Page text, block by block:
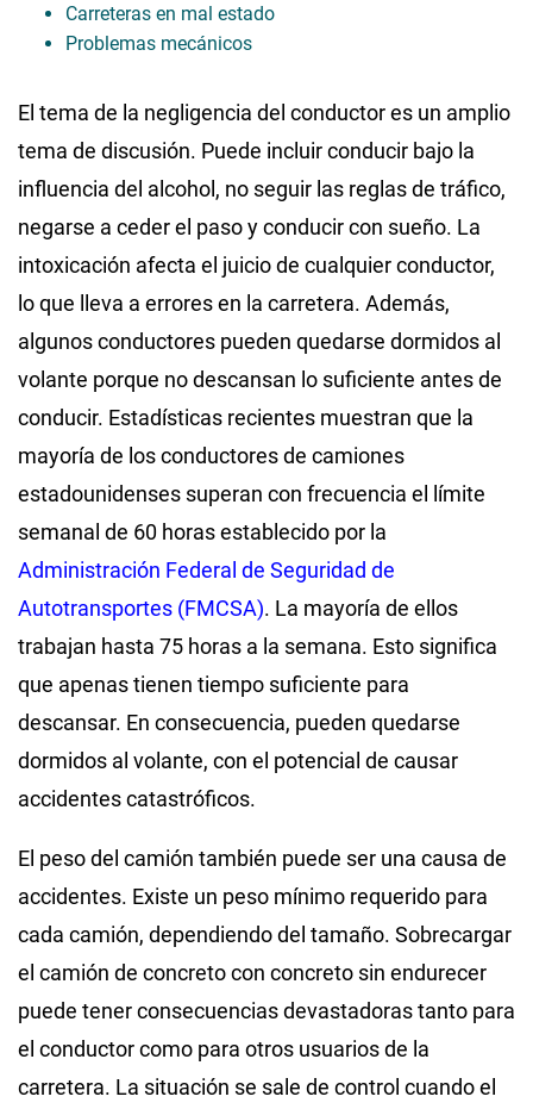
Carreteras en mal estado
Problemas mecánicos
El tema de la negligencia del conductor es un amplio
tema de discusión. Puede incluir conducir bajo la
influencia del alcohol, no seguir las reglas de tráfico,
negarse a ceder el paso y conducir con sueño. La
intoxicación afecta el juicio de cualquier conductor,
lo que lleva a errores en la carretera. Además,
algunos conductores pueden quedarse dormidos al
volante porque no descansan lo suficiente antes de
conducir. Estadísticas recientes muestran que la
mayoría de los conductores de camiones
estadounidenses superan con frecuencia el límite
semanal de 60 horas establecido por la
Administración Federal de Seguridad de
Autotransportes (FMCSA). La mayoría de ellos
trabajan hasta 75 horas a la semana. Esto significa
que apenas tienen tiempo suficiente para
descansar. En consecuencia, pueden quedarse
dormidos al volante, con el potencial de causar
accidentes catastróficos.
El peso del camión también puede ser una causa de
accidentes. Existe un peso mínimo requerido para
cada camión, dependiendo del tamaño. Sobrecargar
el camión de concreto con concreto sin endurecer
puede tener consecuencias devastadoras tanto para
el conductor como para otros usuarios de la
carretera. La situación se sale de control cuando el